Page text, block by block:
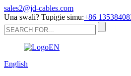
sales2@jd-cables.com
Una swali? Tupigie simu:+86
English